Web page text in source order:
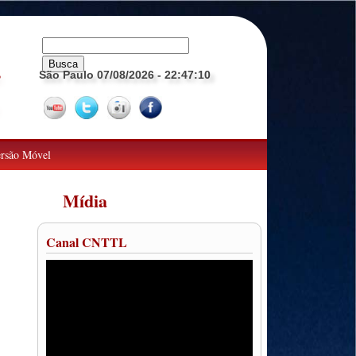
São Paulo 07/08/2026 - 22:47:10
Móvel
Mídia
Canal CNTTL